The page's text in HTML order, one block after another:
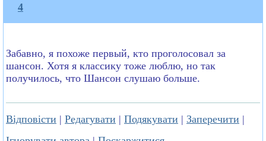
4
Забавно, я похоже первый, кто проголосовал за
шансон. Хотя я классику тоже люблю, но так
получилось, что Шансон слушаю больше.
Відповісти | Редагувати | Подякувати | Заперечити |